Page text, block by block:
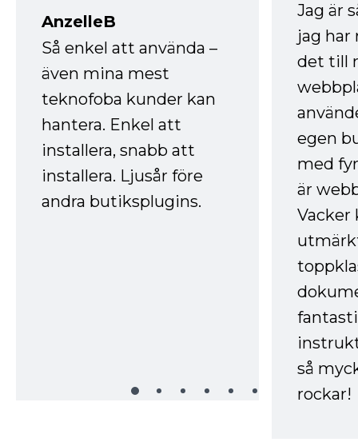
AnzelleB
Så enkel att använda –
även mina mest
teknofoba kunder kan
hantera. Enkel att
installera, snabb att
installera. Ljusår före
andra butiksplugins.
Jag är
jag
det till
egen
med
är
Vacker
så
rockar!